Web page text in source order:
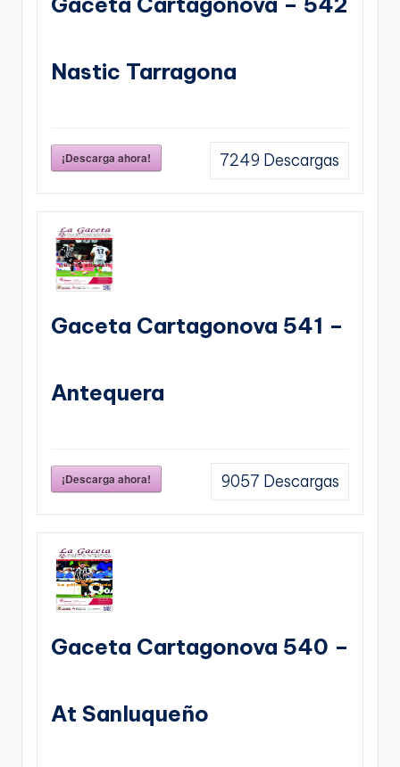
Nastic Tarragona
¡Descarga ahora! 7249 Descargas
Gaceta Cartagonova 541 –
Antequera
¡Descarga ahora! 9057 Descargas
Gaceta Cartagonova 540 –
At Sanluqueño